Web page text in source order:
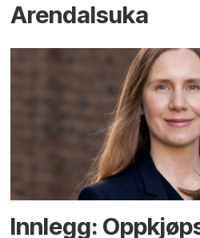
Arendals­uka
Innlegg: